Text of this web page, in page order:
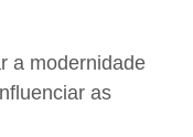
a modernidade
as